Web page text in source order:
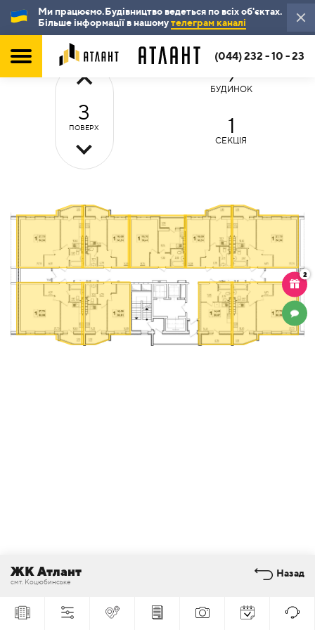
Ми працюємо.Будівництво ведеться по всіх об'єктах.
Більше інформації в нашомутелеграм каналі
(044) 232 - 10 - 23
2
ЧАТ
9
БУДИНОК
1
СЕКЦІЯ
3
ПОВЕРХ
ЖК Атлант
смт. Коцюбинське
Назад